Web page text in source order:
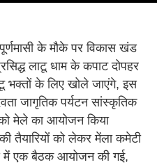
के मौके पर विकास खंड
लाटू धाम के कपाट दोपहर
भक्तों के लिए खोले जाएंगे, इस
जागृतिक पर्यटन सांस्कृतिक
मेले का आयोजन किया
तैयारियों को लेकर मेंला कमेटी
में एक बैठक आयोजन की गई,